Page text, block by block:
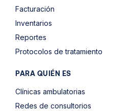
Facturación
Inventarios
Reportes
Protocolos de tratamiento
PARA QUIÉN ES
Clínicas ambulatorias
Redes de consultorios